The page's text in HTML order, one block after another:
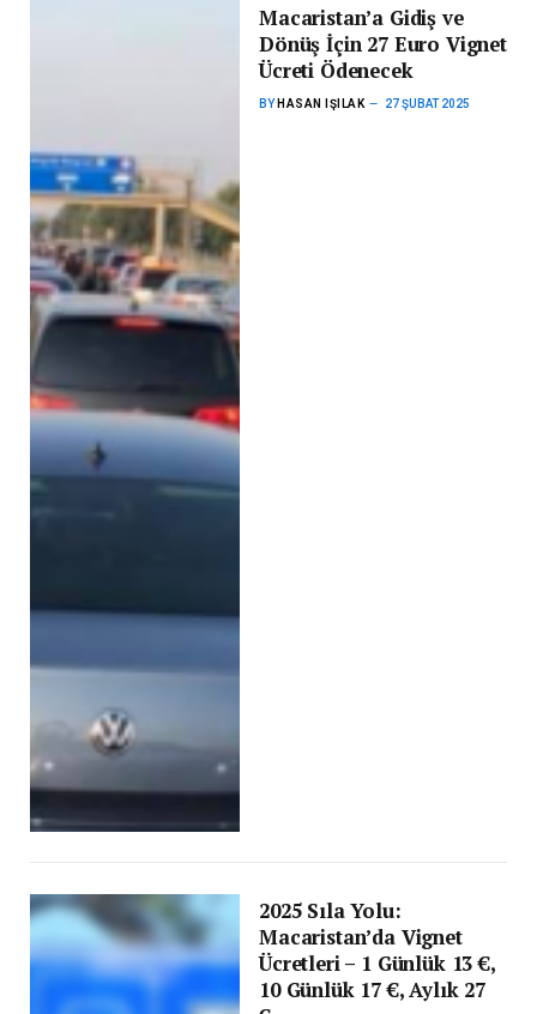
Macaristan’a Gidiş ve
Dönüş İçin 27 Euro Vignet
Ücreti Ödenecek
BY HASAN IŞILAK 27 ŞUBAT 2025
2025 Sıla Yolu:
Macaristan’da Vignet
Ücretleri – 1 Günlük 13 €,
10 Günlük 17 €, Aylık 27